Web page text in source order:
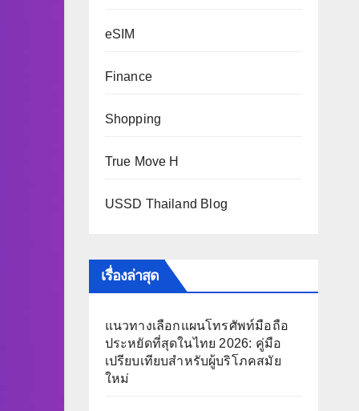
eSIM
Finance
Shopping
True Move H
USSD Thailand Blog
เรื่องล่าสุด
แนวทางเลือกแผนโทรศัพท์มือถือ
ประหยัดที่สุดในไทย 2026: คู่มือ
เปรียบเทียบสำหรับผู้บริโภคสมัย
ใหม่